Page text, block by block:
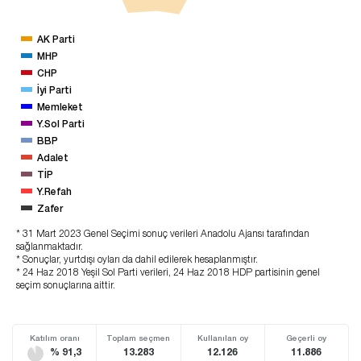
AK Parti
MHP
CHP
İyi Parti
Memleket
Y.Sol Parti
BBP
Adalet
TİP
Y.Refah
Zafer
* 31 Mart 2023 Genel Seçimi sonuç verileri Anadolu Ajansı tarafından
sağlanmaktadır.
* Sonuçlar, yurtdışı oyları da dahil edilerek hesaplanmıştır.
* 24 Haz 2018 Yeşil Sol Parti verileri, 24 Haz 2018 HDP partisinin genel
seçim sonuçlarına aittir.
Katılım oranı
% 91,3
Toplam seçmen
13.283
Kullanılan oy
12.126
Geçerli oy
11.886